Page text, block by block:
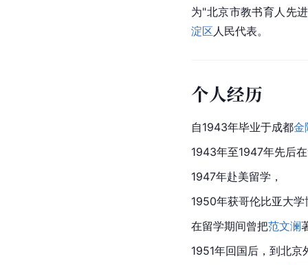
为"北京市教书育人先
淀区 人民代表。
个人经历
自1943年毕业于成都金
1943年至1947年先后在
1947年赴美留学，
1950年获哥伦比亚大学
在留学期间曾把范文澜
1951年回国后，到北京